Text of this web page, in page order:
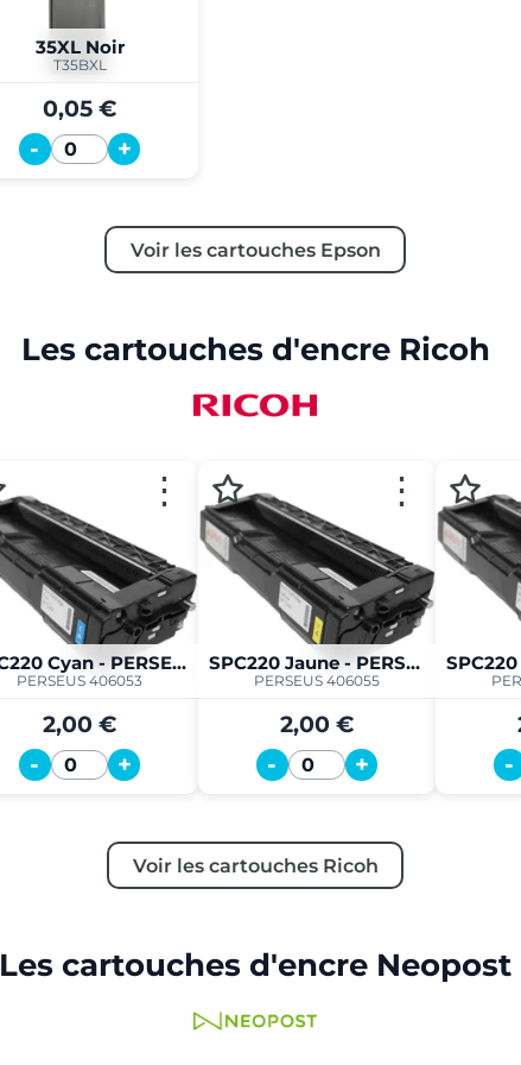
35XL Noir
T35BXL
0,05 €
-
Quantité
+
Voir les cartouches Epson
Les cartouches d'encre Ricoh
⋮
SPC220 Cyan - PERSEUS
PERSEUS 406053
2,00 €
-
Quantité
+
⋮
SPC220 Jaune - PERSEUS
PERSEUS 406055
2,00 €
-
Quantité
+
-
Voir les cartouches Ricoh
Les cartouches d'encre Neopost